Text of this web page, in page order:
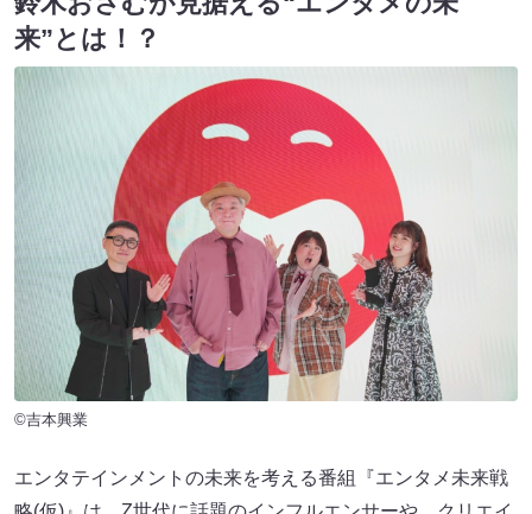
来”とは！？
©吉本興業
エンタテインメントの未来を考える番組『エンタメ未来戦